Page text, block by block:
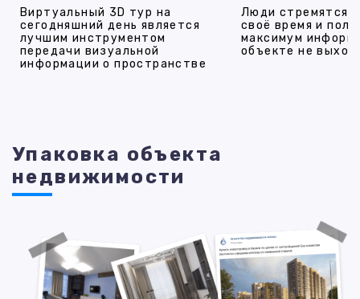
Виртуальный 3D тур на
сегодняшний день является
лучшим инструментом
передачи визуальной
информации о пространстве
Люди стремятся
своё время и
максимум
объекте не
Упаковка объекта
недвижимости